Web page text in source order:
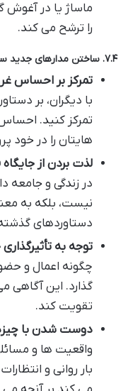
ماساژ یا در
را ترشح می کند.
۷.۴. ساختن مدارهای جدید سروتونین:
تمرکز بر احساس
با دیگران، بر
تمرکز کنید.
هایتان را در خود
لذت بردن از
در زندگی و جامعه
نیست، بلکه به
دستاوردهای
توجه به
چگونه اعمال و
گذارد. این آگاهی
تقویت کند.
دوست شدن با
واقعیت ها و
بار روانی و